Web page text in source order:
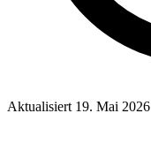
Aktualisiert 19. Mai 2026